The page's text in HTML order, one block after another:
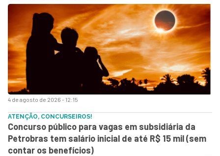
4 de agosto de 2026 - 12:15
ATENÇÃO, CONCURSEIROS!
Concurso público para vagas em subsidiária da
Petrobras tem salário inicial de até R$ 15 mil (sem
contar os benefícios)